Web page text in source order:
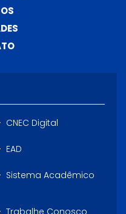
CNEC Digital
EAD
Sistema Acadêmico
Trabalhe Conosco